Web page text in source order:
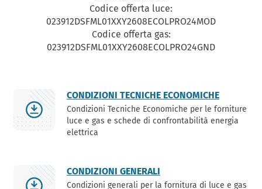
Codice offerta luce:
023912DSFML01XXY2608ECOLPRO24MOD
Codice offerta gas:
023912DSFML01XXY2608ECOLPRO24GND
CONDIZIONI TECNICHE ECONOMICHE
Condizioni Tecniche Economiche per le forniture
luce e gas e schede di confrontabilità energia
elettrica
CONDIZIONI GENERALI
Condizioni generali per la fornitura di luce e gas